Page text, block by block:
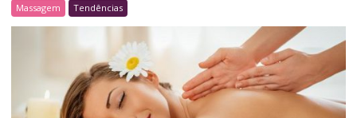
Massagem Tendências